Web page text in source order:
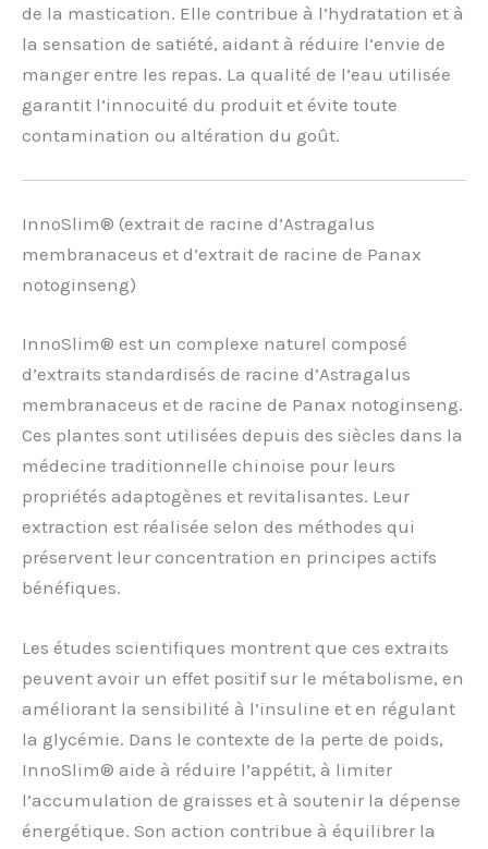
de la mastication. Elle contribue à l’hydratation et à
la sensation de satiété, aidant à réduire l’envie de
manger entre les repas. La qualité de l’eau utilisée
garantit l’innocuité du produit et évite toute
contamination ou altération du goût.
InnoSlim® (extrait de racine d’Astragalus
membranaceus et d’extrait de racine de Panax
notoginseng)
InnoSlim® est un complexe naturel composé
d’extraits standardisés de racine d’Astragalus
membranaceus et de racine de Panax notoginseng.
Ces plantes sont utilisées depuis des siècles dans la
médecine traditionnelle chinoise pour leurs
propriétés adaptogènes et revitalisantes. Leur
extraction est réalisée selon des méthodes qui
préservent leur concentration en principes actifs
bénéfiques.
Les études scientifiques montrent que ces extraits
peuvent avoir un effet positif sur le métabolisme, en
améliorant la sensibilité à l’insuline et en régulant
la glycémie. Dans le contexte de la perte de poids,
InnoSlim® aide à réduire l’appétit, à limiter
l’accumulation de graisses et à soutenir la dépense
énergétique. Son action contribue à équilibrer la